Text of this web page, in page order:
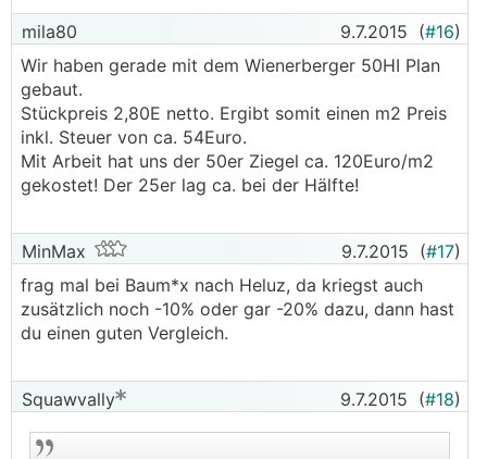
mila80 9.7.2015 (#16)
Wir haben gerade mit dem Wienerberger 50HI Plan
gebaut.
Stückpreis 2,80E netto. Ergibt somit einen m2 Preis
inkl. Steuer von ca. 54Euro.
Mit Arbeit hat uns der 50er Ziegel ca. 120Euro/m2
gekostet! Der 25er lag ca. bei der Hälfte!
MinMax 9.7.2015 (#17)
frag mal bei Baum*x nach Heluz, da kriegst auch
zusätzlich noch -10% oder gar -20% dazu, dann hast
du einen guten Vergleich.
Squawvally 9.7.2015 (#18)